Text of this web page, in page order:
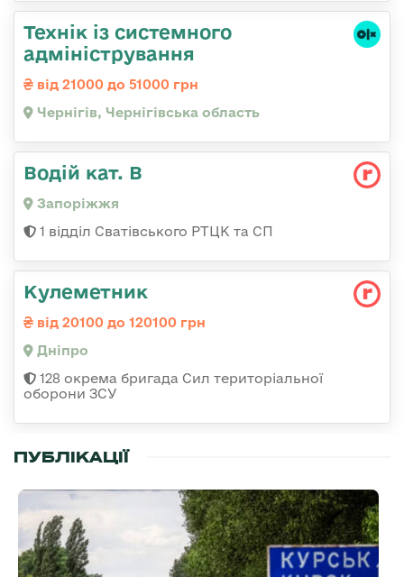
Технік із системного
адміністрування
від 21000 до 51000 грн
Чернігів, Чернігівська область
Водій кат. В
Запоріжжя
1 відділ Сватівського РТЦК та СП
Кулеметник
від 20100 до 120100 грн
Дніпро
128 окрема бригада Сил територіальної
оборони ЗСУ
ПУБЛІКАЦІЇ